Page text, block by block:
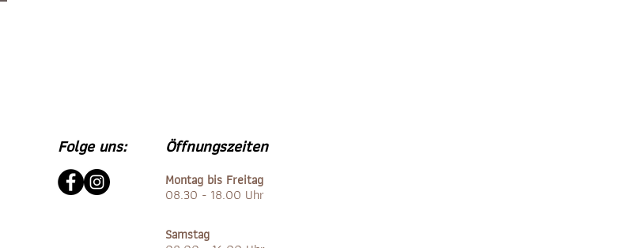
Folge uns: Öffnungszeiten
Montag bis Freitag
08.30 - 18.00 Uhr
Samstag